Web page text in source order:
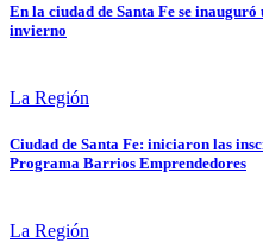
En la ciudad de Santa Fe se
invierno
La Región
Ciudad de Santa Fe: iniciaron las
Programa Barrios Emprendedores
La Región